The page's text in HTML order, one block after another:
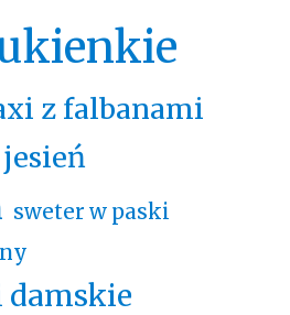
z falbanami
sweter w paski